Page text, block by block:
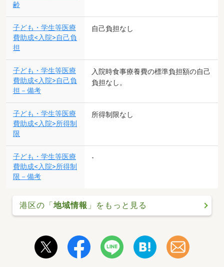
齢
子ども・学生等医療
費助成<入院>自己負
担
自己負担なし
子ども・学生等医療
費助成<入院>自己負
担－備考
入院時食事療養費の標準負担額の自己
負担なし。
子ども・学生等医療
費助成<入院>所得制
限
所得制限なし
子ども・学生等医療
費助成<入院>所得制
限－備考
-
港区の「地域情報 」をもっと見る